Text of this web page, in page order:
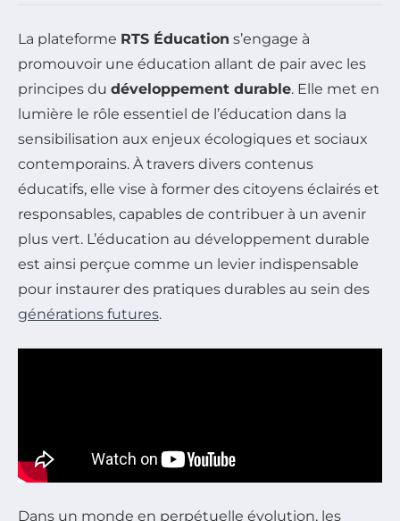
La plateforme RTS Éducation s’engage à
promouvoir une éducation allant de pair avec les
principes du développement durable. Elle met en
lumière le rôle essentiel de l’éducation dans la
sensibilisation aux enjeux écologiques et sociaux
contemporains. À travers divers contenus
éducatifs, elle vise à former des citoyens éclairés et
responsables, capables de contribuer à un avenir
plus vert. L’éducation au développement durable
est ainsi perçue comme un levier indispensable
pour instaurer des pratiques durables au sein des
générations futures.
Dans un monde en perpétuelle évolution, les